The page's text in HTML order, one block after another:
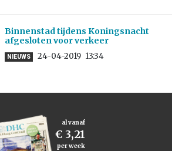
Binnenstad tijdens Koningsnacht
afgesloten voor verkeer
NIEUWS 24-04-2019 13:34
al vanaf
€ 3,21
per week